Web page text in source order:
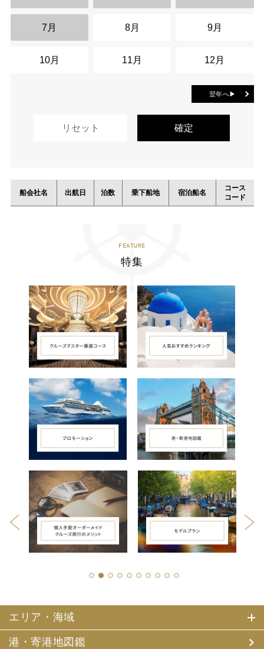
7月 8月 9月
10月 11月 12月
翌年へ▶
船会社名 出航日 泊数 乗下船地 宿泊船名
コース
コード
FEATURE
特集
1 2 3 4 5 6 7 8 9 10
エリア・海域
港・寄港地図鑑